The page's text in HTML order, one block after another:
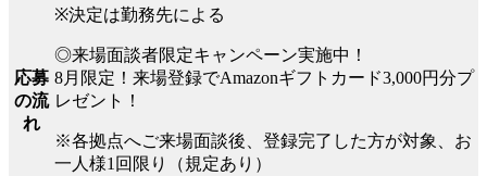
応募
の流
れ
※決定は勤務先による
◎来場面談者限定キャンペーン実施中！
8月限定！来場登録でAmazonギフトカード3,000円分プ
レゼント！
※各拠点へご来場面談後、登録完了した方が対象、お
一人様1回限り（規定あり）